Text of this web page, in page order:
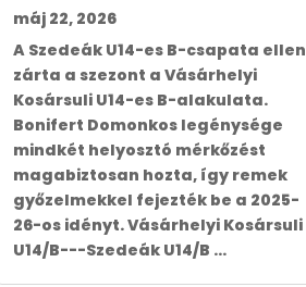
máj 22, 2026
A Szedeák U14-es B-csapata ellen
zárta a szezont a Vásárhelyi
Kosársuli U14-es B-alakulata.
Bonifert Domonkos legénysége
mindkét helyosztó mérkőzést
magabiztosan hozta, így remek
győzelmekkel fejezték be a 2025-
26-os idényt. Vásárhelyi Kosársuli
U14/B---Szedeák U14/B ...